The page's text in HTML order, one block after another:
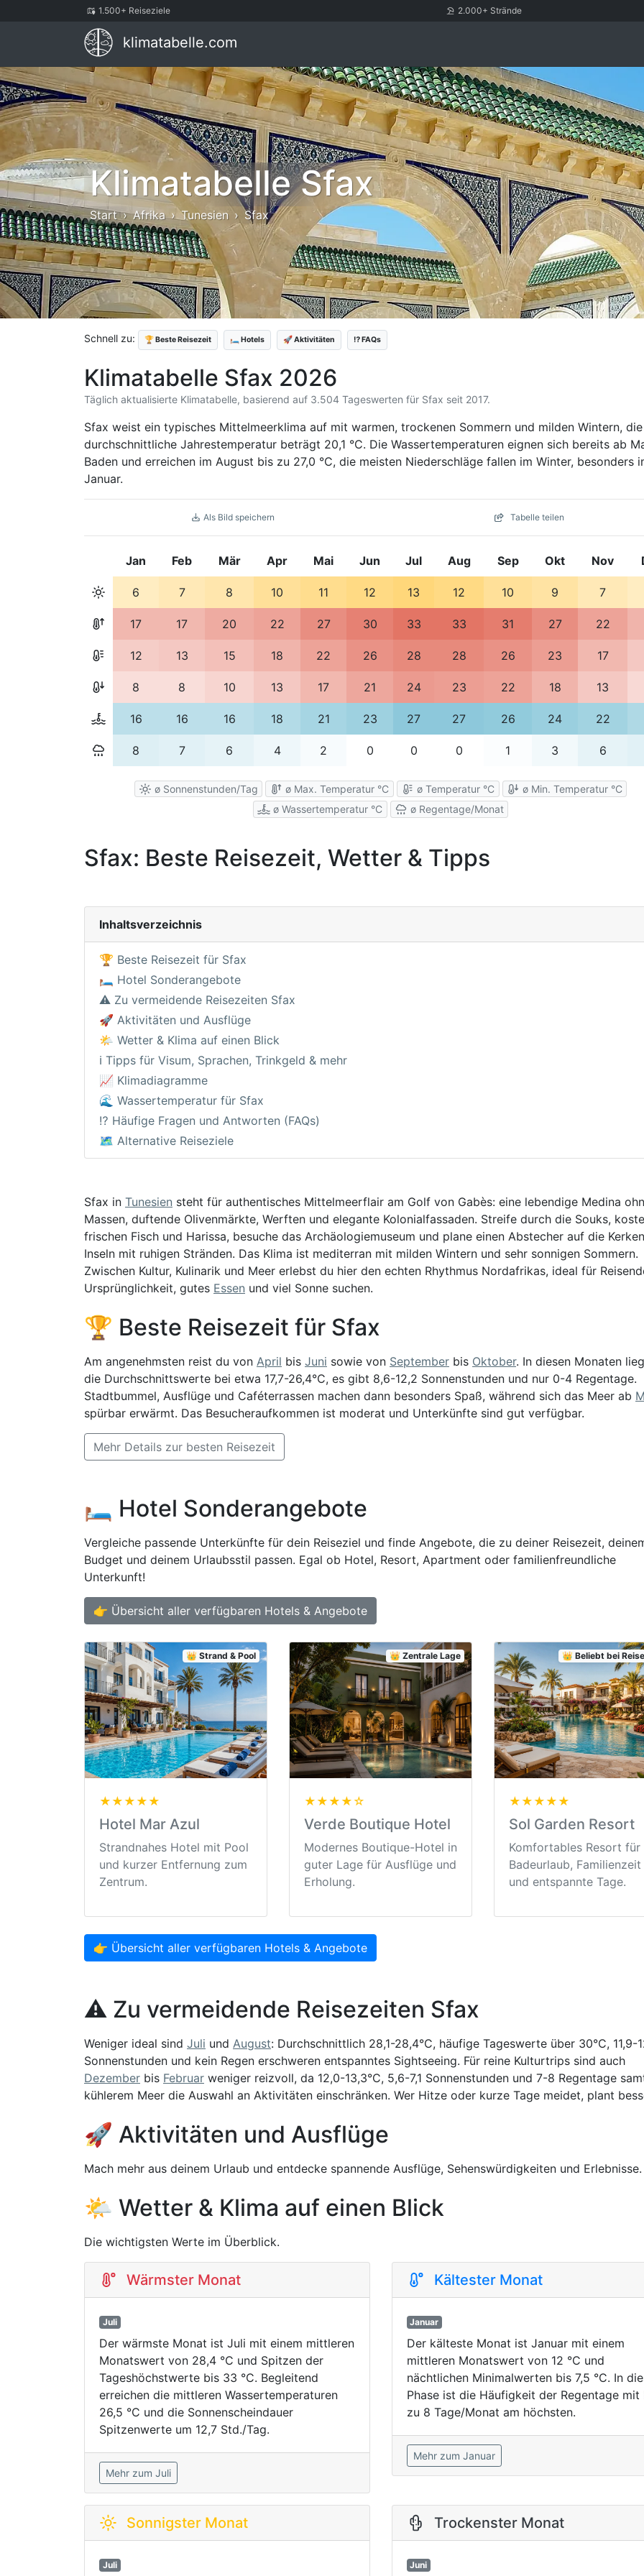
1.500+ Reiseziele 2.000+ Strände
klimatabelle.com
Klimatabelle Sfax
Start Afrika Tunesien Sfax
Schnell zu: 🏆 Beste Reisezeit 🛏️ Hotels 🚀 Aktivitäten ⁉️ FAQs
Klimatabelle Sfax 2026
Täglich aktualisierte Klimatabelle, basierend auf 3.504 Tageswerten für Sfax seit 2017.
Sfax weist ein typisches Mittelmeerklima auf mit warmen, trockenen Sommern und milden Wintern, die
durchschnittliche Jahrestemperatur beträgt 20,1 °C. Die Wassertemperaturen eignen sich bereits ab
Baden und erreichen im August bis zu 27,0 °C, die meisten Niederschläge fallen im Winter, besonders
Januar.
Als Bild speichern Tabelle teilen
Jan Feb Mär Apr Mai Jun Jul Aug Sep Okt Nov
6 7 8 10 11 12 13 12 10 9 7
17 17 20 22 27 30 33 33 31 27 22
12 13 15 18 22 26 28 28 26 23 17
8 8 10 13 17 21 24 23 22 18 13
16 16 16 18 21 23 27 27 26 24 22
8 7 6 4 2 0 0 0 1 3 6
ø Sonnenstunden/Tag ø Max. Temperatur °C ø Temperatur °C
ø Min. Temperatur °C
ø Wassertemperatur °C
ø Regentage/Monat
Sfax: Beste Reisezeit, Wetter & Tipps
Inhaltsverzeichnis
🏆 Beste Reisezeit für Sfax
🛏️ Hotel Sonderangebote
⚠️ Zu vermeidende Reisezeiten Sfax
🚀 Aktivitäten und Ausflüge
🌤️ Wetter & Klima auf einen Blick
ℹ️ Tipps für Visum, Sprachen, Trinkgeld & mehr
📈 Klimadiagramme
🌊 Wassertemperatur für Sfax
⁉️ Häufige Fragen und Antworten (FAQs)
🗺️ Alternative Reiseziele
Sfax in Tunesien steht für authentisches Mittelmeerflair am Golf von Gabès: eine lebendige Medina
Massen, duftende Olivenmärkte, Werften und elegante Kolonialfassaden. Streife durch die Souks, koste
frischen Fisch und Harissa, besuche das Archäologiemuseum und plane einen Abstecher auf die
Inseln mit ruhigen Stränden. Das Klima ist mediterran mit milden Wintern und sehr sonnigen Sommern.
Zwischen Kultur, Kulinarik und Meer erlebst du hier den echten Rhythmus Nordafrikas, ideal für
Ursprünglichkeit, gutes Essen und viel Sonne suchen.
🏆 Beste Reisezeit für Sfax
Am angenehmsten reist du von April bis Juni sowie von September bis Oktober. In diesen Monaten
die Durchschnittswerte bei etwa 17,7-26,4°C, es gibt 8,6-12,2 Sonnenstunden und nur 0-4 Regentage.
Stadtbummel, Ausflüge und Caféterrassen machen dann besonders Spaß, während sich das Meer ab
spürbar erwärmt. Das Besucheraufkommen ist moderat und Unterkünfte sind gut verfügbar.
Mehr Details zur besten Reisezeit
🛏️ Hotel Sonderangebote
Vergleiche passende Unterkünfte für dein Reiseziel und finde Angebote, die zu deiner Reisezeit,
Budget und deinem Urlaubsstil passen. Egal ob Hotel, Resort, Apartment oder familienfreundliche
Unterkunft!
👉 Übersicht aller verfügbaren Hotels & Angebote
👑 Strand & Pool
★★★★★
Hotel Mar Azul
Strandnahes Hotel mit Pool
und kurzer Entfernung zum
Zentrum.
👑 Zentrale Lage
★★★★☆
Verde Boutique Hotel
Modernes Boutique-Hotel in
guter Lage für Ausflüge und
Erholung.
👑 Beliebt bei
★★★★★
Sol Garden Resort
Komfortables Resort für
Badeurlaub, Familienzeit
und entspannte Tage.
👉 Übersicht aller verfügbaren Hotels & Angebote
⚠️ Zu vermeidende Reisezeiten Sfax
Weniger ideal sind Juli und August: Durchschnittlich 28,1-28,4°C, häufige Tageswerte über 30°C, 11,9-
Sonnenstunden und kein Regen erschweren entspanntes Sightseeing. Für reine Kulturtrips sind auch
Dezember bis Februar weniger reizvoll, da 12,0-13,3°C, 5,6-7,1 Sonnenstunden und 7-8 Regentage
kühlerem Meer die Auswahl an Aktivitäten einschränken. Wer Hitze oder kurze Tage meidet, plant
🚀 Aktivitäten und Ausflüge
Mach mehr aus deinem Urlaub und entdecke spannende Ausflüge, Sehenswürdigkeiten und Erlebnisse.
🌤️ Wetter & Klima auf einen Blick
Die wichtigsten Werte im Überblick.
Wärmster Monat
Juli
Der wärmste Monat ist Juli mit einem mittleren
Monatswert von 28,4 °C und Spitzen der
Tageshöchstwerte bis 33 °C. Begleitend
erreichen die mittleren Wassertemperaturen
26,5 °C und die Sonnenscheindauer
Spitzenwerte um 12,7 Std./Tag.
Mehr zum Juli
Kältester Monat
Januar
Der kälteste Monat ist Januar mit einem
mittleren Monatswert von 12 °C und
nächtlichen Minimalwerten bis 7,5 °C. In
Phase ist die Häufigkeit der Regentage mit
zu 8 Tage/Monat am höchsten.
Mehr zum Januar
Sonnigster Monat
Juli
Trockenster Monat
Juni